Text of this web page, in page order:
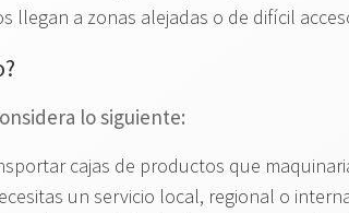
llegan a zonas alejadas o de difícil
lo siguiente:
cajas de productos que
un servicio local, regional o